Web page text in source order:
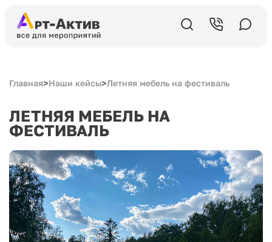
Главная>Наши кейсы>Летняя мебель на фестиваль
ЛЕТНЯЯ МЕБЕЛЬ НА
ФЕСТИВАЛЬ